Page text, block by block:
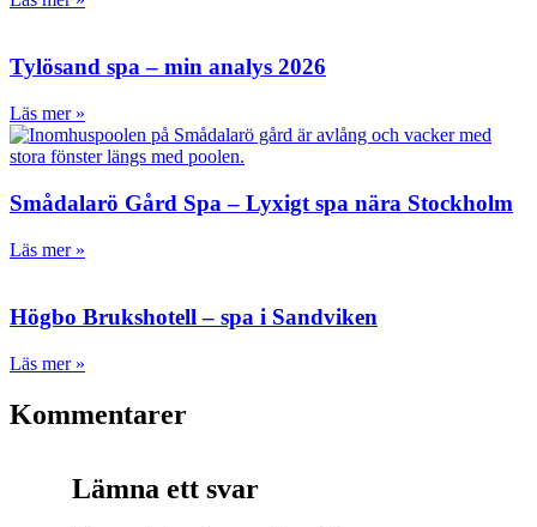
Tylösand spa – min analys 2026
Läs mer »
Smådalarö Gård Spa – Lyxigt spa nära Stockholm
Läs mer »
Högbo Brukshotell – spa i Sandviken
Läs mer »
Kommentarer
Lämna ett svar